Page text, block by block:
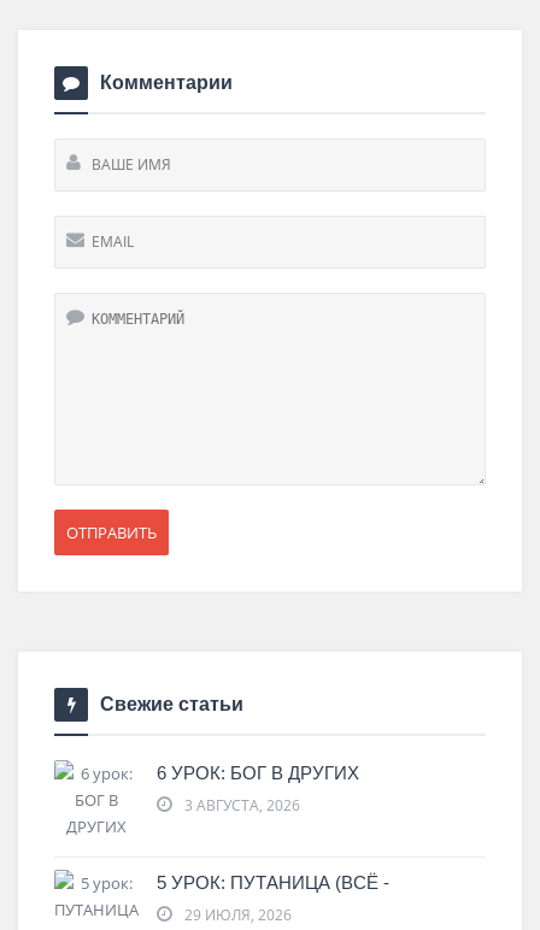
Комментарии
Свежие статьи
6 УРОК: БОГ В ДРУГИХ
3 АВГУСТА, 2026
5 УРОК: ПУТАНИЦА (ВСЁ -
29 ИЮЛЯ, 2026